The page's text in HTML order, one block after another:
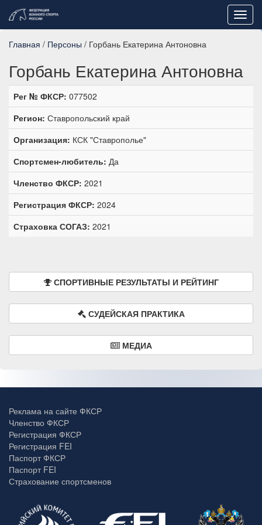
Главная / Персоны / Горбань Екатерина Антоновна
Горбань Екатерина Антоновна
Рег № ФКСР: 077502
Регион: Ставропольский край
Организация: КСК "Ставрополье"
Спортсмен-любитель: Да
Членство ФКСР: 2021
Регистрация ФКСР: 2024
Страховка СОГАЗ: 2021
СПОРТИВНЫЕ РЕЗУЛЬТАТЫ И РЕЙТИНГ
СУДЕЙСКАЯ ПРАКТИКА
МЕДИА
Реклама на сайте ФКСР
Членство ФКСР
Регистрация ФКСР
Регистрация FEI
Паспорт ФКСР
Паспорт FEI
Страхование спортсменов